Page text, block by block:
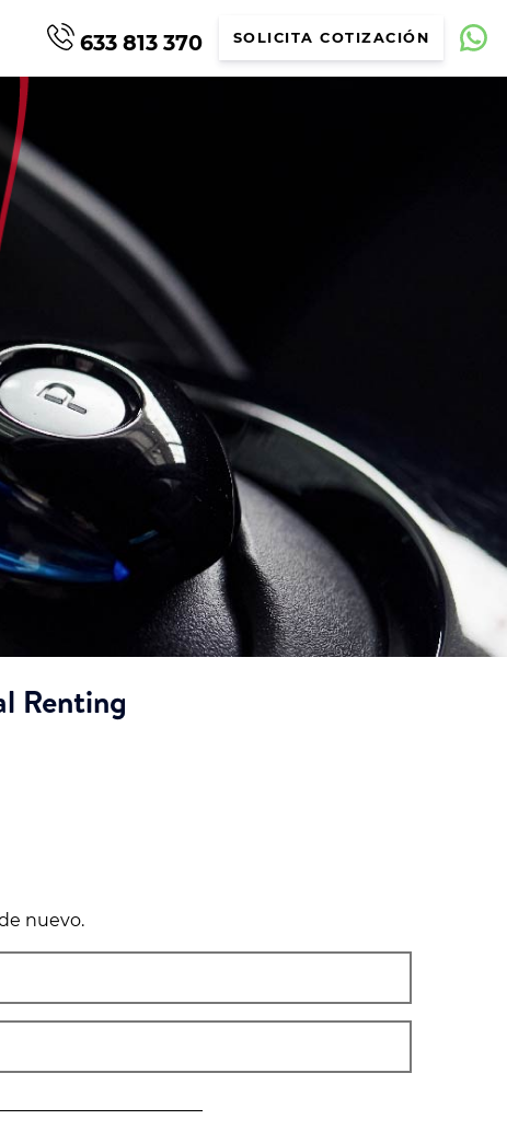
633 813 370 SOLICITA COTIZACIÓN
Renting
nuevo.